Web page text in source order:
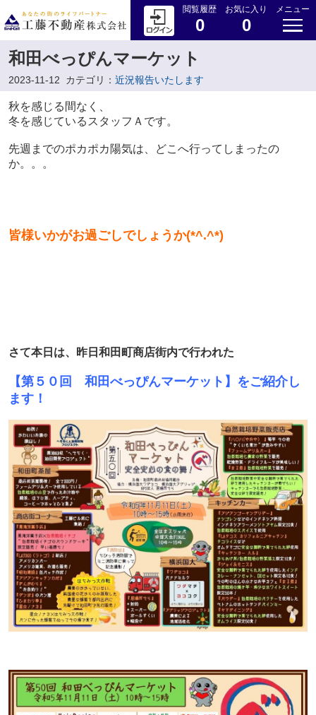
閲覧履歴
0
お気に入り
0
メニュー
和田べっぴんマーケット
2023-11-12 カテゴリ： 近況報告いたします
秋を感じる間なく、
冬を感じているスタッフＡです。
先週までのポカポカ陽気は、どこへ行ってしまったの
か。。。
皆様いかがお過ごしでしょうか(*^.^*)
さて本日は、昨日和田町商店街内で行われた
【第５０回 和田べっぴんマーケット】をご紹介し
ます！